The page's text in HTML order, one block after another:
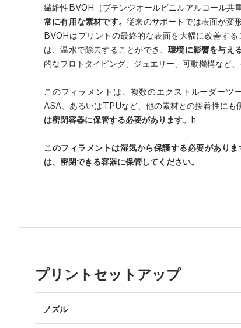
繊維性BVOH（ブテンジオールビニルアルコール共
常に有用な素材です。従来のサポートでは表面が変
BVOHはプリントの最終的な表面を大幅に改善す
は、温水で除去することができ、環境に影響を与え
的なプロトタイピング、ジュエリー、可動機構など
このフィラメントは、複数のエクストルーダーツ
ASA、あるいはTPUなど、他の素材との接着性にも
は密閉容器に保管する必要があります。 h
このフィラメントは湿気から保護する必要があり
は、密閉できる容器に保管してください。
プリントセットアップ
ノズル